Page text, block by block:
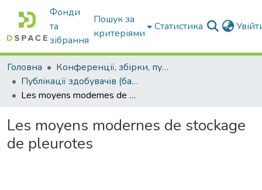
Фонди
та
зібрання
Пошук за
критеріями
Статистика
Головна
Конференції, збірки, публікації молодих вчених і здобувачів : магістрів, бакалаврів, аспірантів.
Публікації здобувачів (бакалаврів. магістрів, аспірантів)
Les moyens modernes de stockage de pleurotes
Les moyens modernes de stockage
de pleurotes